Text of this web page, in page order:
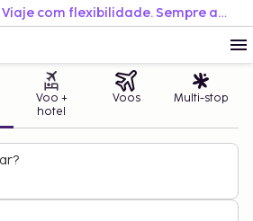
Reserve facilmente. Viaje com flexibilidade. Sempre ao melhor preço.
Voo +
hotel
Voos Multi-stop